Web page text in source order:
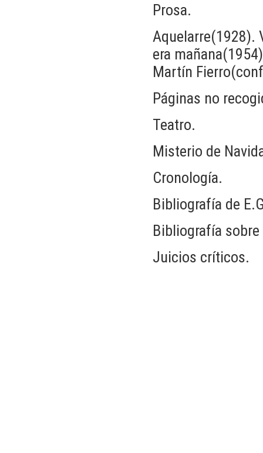
Prosa.
Aquelarre(1928).
era
Martín
Páginas no
Teatro.
Misterio de
Cronología.
Bibliografía de
Bibliografía sobre
Juicios críticos.